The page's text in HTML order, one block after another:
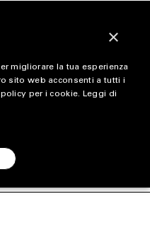
×
migliorare la tua esperienza
sito web acconsenti a tutti i
per i cookie. Leggi di